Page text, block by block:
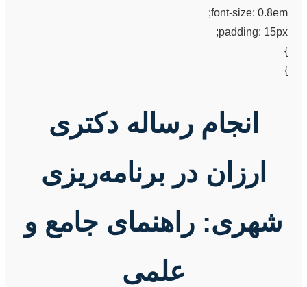
font-size: 0.8em;
padding: 15px;
}
}
انجام رساله دکتری
ارزان در برنامه‌ریزی
شهری: راهنمای جامع و
علمی